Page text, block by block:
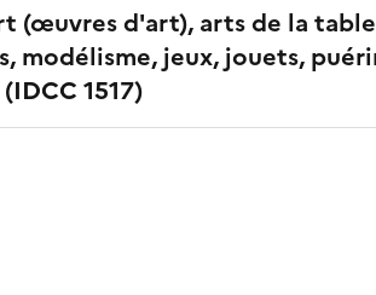
(œuvres d'art), arts de la
modélisme, jeux, jouets,
(IDCC 1517)